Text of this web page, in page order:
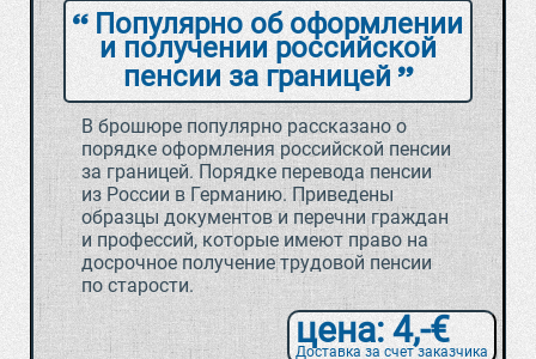
Популярно об оформлении
и получении российской
пенсии за границей
В брошюре популярно рассказано о
порядке оформления российской пенсии
за границей. Порядке перевода пенсии
из России в Германию. Приведены
образцы документов и перечни граждан
и профессий, которые имеют право на
досрочное получение трудовой пенсии
по старости.
цена: 4,-€
Доставка за счет заказчика